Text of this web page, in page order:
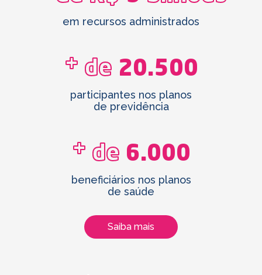
em recursos administrados
+ de 20.500
participantes nos planos
de previdência
+ de 6.000
beneficiários nos planos
de saúde
Saiba mais